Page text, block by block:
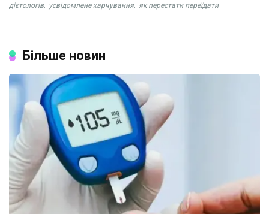
дієтологів, усвідомлене харчування, як перестати переїдати
Більше новин